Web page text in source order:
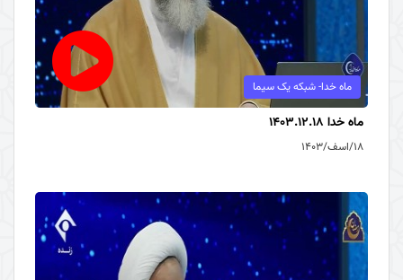
ماه خدا- شبکه یک سیما
ماه خدا 1403.12.18
۱۸/اسف/۱۴۰۳